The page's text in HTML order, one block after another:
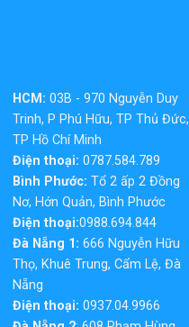
HCM: 03B - 970 Nguyễn Duy
Trinh, P Phú Hữu, TP Thủ Đức,
TP Hồ Chí Minh
Điện thoại: 0787.584.789
Bình Phước: Tổ 2 ấp 2 Đồng
Nơ, Hớn Quản, Bình Phước
Điện thoại:0988.694.844
Đà Nẵng 1: 666 Nguyễn Hữu
Thọ, Khuê Trung, Cẩm Lệ, Đà
Nẵng
Điện thoại: 0937.04.9966